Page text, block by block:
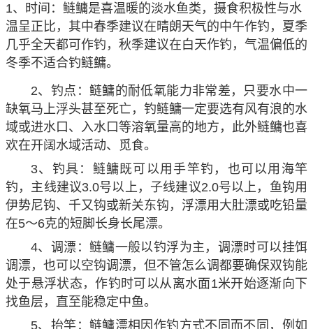
1、时间：鲢鳙是喜温暖的淡水鱼类，摄食积极性与水
温呈正比，其中春季建议在晴朗天气的中午作钓，夏季
几乎全天都可作钓，秋季建议在白天作钓，气温偏低的
冬季不适合钓鲢鳙。
2、钓点：鲢鳙的耐低氧能力非常差，只要水中一
缺氧马上浮头甚至死亡，钓鲢鳙一定要选有风有浪的水
域或进水口、入水口等溶氧量高的地方，此外鲢鳙也喜
欢在开阔水域活动、觅食。
3、钓具：鲢鳙既可以用手竿钓，也可以用海竿
钓，主线建议3.0号以上，子线建议2.0号以上，鱼钩用
伊势尼钩、千又钩或新关东钩，浮漂用大肚漂或吃铅量
在5～6克的短脚长身长尾漂。
4、调漂：鲢鳙一般以钓浮为主，调漂时可以挂饵
调漂，也可以空钩调漂，但不管怎么调都要确保双钩能
处于悬浮状态，作钓时可以从离水面1米开始逐渐向下
找鱼层，直至能稳定中鱼。
5、抬竿：鲢鳙漂相因作钓方式不同而不同，例如